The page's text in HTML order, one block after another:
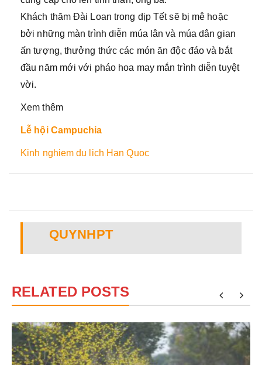
Khách thăm Đài Loan trong dịp Tết sẽ bị mê hoặc
bởi những màn trình diễn múa lân và múa dân gian
ấn tượng, thưởng thức các món ăn độc đáo và bắt
đầu năm mới với pháo hoa may mắn trình diễn tuyệt
vời.
Xem thêm
Lễ hội Campuchia
Kinh nghiem du lich Han Quoc
QUYNHPT
RELATED POSTS